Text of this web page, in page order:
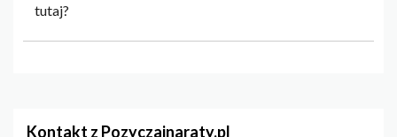
tutaj?
Kontakt z Pozyczajnaraty.pl